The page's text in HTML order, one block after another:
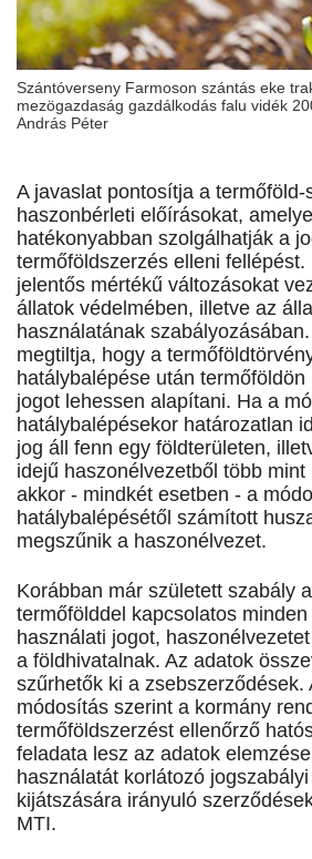
Szántóverseny Farmoson szántás eke
mezögazdaság gazdálkodás falu vidék
András Péter
A javaslat pontosítja a termőföld-
haszonbérleti előírásokat,
hatékonyabban szolgálhatják a
termőföldszerzés elleni fellépést.
jelentős mértékű változásokat
állatok védelmében, illetve az
használatának
megtiltja, hogy a
hatálybalépése után
jogot lehessen alapítani. Ha a
hatálybalépésekor határozatlan
jog áll fenn egy földterületen,
idejű haszonélvezetből több
akkor - mindkét esetben - a
hatálybalépésétől számított
megszűnik a haszonélvezet.
Korábban már született szabály
termőfölddel kapcsolatos minden
használati jogot,
a földhivatalnak. Az adatok
szűrhetők ki a zsebszerződések.
módosítás szerint a kormány
termőföldszerzést ellenőrző
feladata lesz az adatok
használatát korlátozó
kijátszására irányuló
MTI.